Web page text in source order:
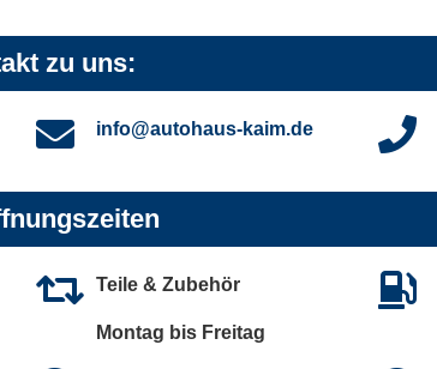
zu uns:
info@autohaus-kaim.de
Teile & Zubehör
Montag bis Freitag